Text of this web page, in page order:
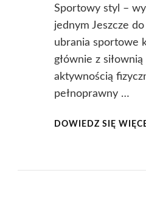
Sportowy styl –
jednym Jeszcze
ubrania sportowe
głównie z siłownią
aktywnością
pełnoprawny …
DOWIEDZ SIĘ